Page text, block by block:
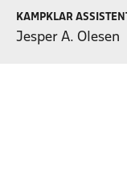
KAMPKLAR ASSISTENT
Jesper A. Olesen